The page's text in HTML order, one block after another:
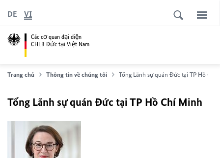
Các cơ quan đại diện
CHLB Đức tại Việt Nam
DE VI
Trang chủ Thông tin về chúng tôi Tổng Lãnh sự quán Ðức tại TP Hồ Chí
Tổng Lãnh sự quán Ðức tại TP Hồ Chí Minh